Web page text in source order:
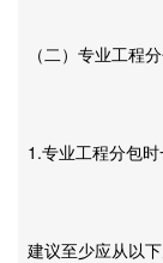
（二）专业工程
1.专业工程分包
建议至少应从以